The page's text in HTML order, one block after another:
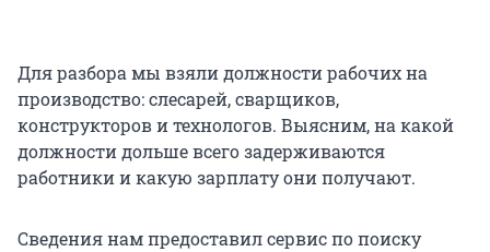
Для разбора мы взяли должности рабочих на
производство: слесарей, сварщиков,
конструкторов и технологов. Выясним, на какой
должности дольше всего задерживаются
работники и какую зарплату они получают.
Сведения нам предоставил сервис по поиску